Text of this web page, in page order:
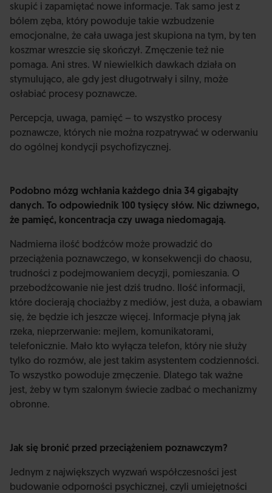
skupić i zapamiętać nowe informacje. Tak samo jest z
bólem zęba, który powoduje takie wzbudzenie
emocjonalne, że cała uwaga jest skupiona na tym, by ten
koszmar wreszcie się skończył. Zmęczenie też nie
pomaga. Ani stres. W niewielkich dawkach działa on
stymulująco, ale gdy jest długotrwały i silny, może
osłabiać procesy poznawcze.
Percepcja, uwaga, pamięć – to wszystko procesy
poznawcze, których nie można rozpatrywać w oderwaniu
do ogólnej kondycji psychofizycznej.
Podobno mózg wchłania każdego dnia 34 gigabajty
danych. To odpowiednik 100 tysięcy słów. Nic dziwnego,
że pamięć, koncentracja czy uwaga niedomagają.
Nadmierna ilość bodźców może prowadzić do
przeciążenia poznawczego, w konsekwencji do chaosu,
trudności z podejmowaniem decyzji, pomieszania. O
przebodźcowanie nie jest dziś trudno. Ilość informacji,
które docierają chociażby z mediów, jest duża, a obawiam
się, że będzie ich jeszcze więcej. Informacje płyną jak
rzeka, nieprzerwanie: mejlem, komunikatorami,
telefonicznie. Mało kto wyłącza telefon, który nie służy
tylko do rozmów, ale jest takim asystentem codzienności.
To wszystko powoduje zmęczenie. Dlatego tak ważne
jest, żeby w tym szalonym świecie zadbać o mechanizmy
obronne.
Jak się bronić przed przeciążeniem poznawczym?
Jednym z największych wyzwań współczesności jest
budowanie odporności psychicznej, czyli umiejętności